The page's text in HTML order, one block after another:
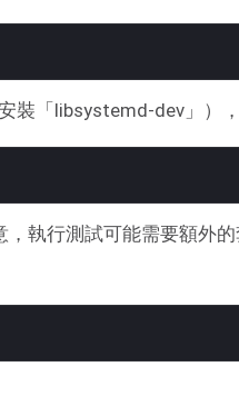
裝「libsystemd-dev」）
執行測試可能需要額外